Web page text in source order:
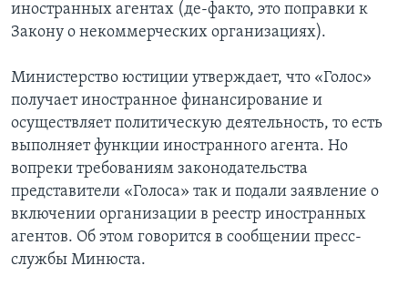
иностранных агентах (де-факто, это поправки к
Закону о некоммерческих организациях).
Министерство юстиции утверждает, что «Голос»
получает иностранное финансирование и
осуществляет политическую деятельность, то есть
выполняет функции иностранного агента. Но
вопреки требованиям законодательства
представители «Голоса» так и подали заявление о
включении организации в реестр иностранных
агентов. Об этом говорится в сообщении пресс-
службы Минюста.